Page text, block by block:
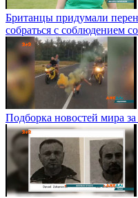
Британцы придумали
собраться с соблюдением
Подборка новостей мира